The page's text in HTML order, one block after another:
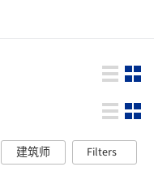
建筑师 Filters